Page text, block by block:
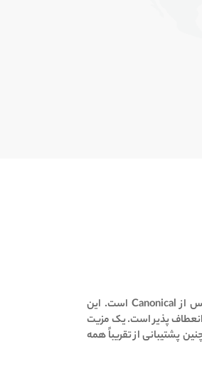
این
پذیر است.یک مزیت
پشتیبانی از تقریباً همه